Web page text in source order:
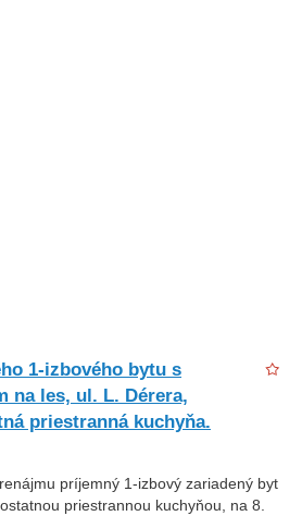
1-izbového bytu s
na les, ul. L. Dérera,
priestranná kuchyňa.
príjemný 1-izbový zariadený byt
priestrannou kuchyňou, na 8.